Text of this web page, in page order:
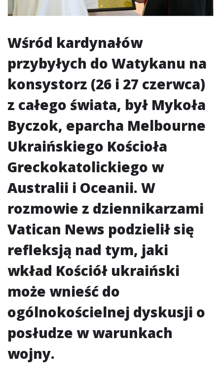
Wśród kardynałów
przybyłych do Watykanu na
konsystorz (26 i 27 czerwca)
z całego świata, był Mykoła
Byczok, eparcha Melbourne
Ukraińskiego Kościoła
Greckokatolickiego w
Australii i Oceanii. W
rozmowie z dziennikarzami
Vatican News podzielił się
refleksją nad tym, jaki
wkład Kościół ukraiński
może wnieść do
ogólnokościelnej dyskusji o
posłudze w warunkach
wojny.